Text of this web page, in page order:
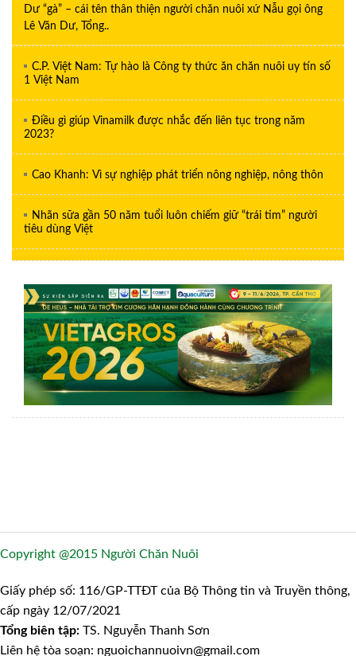
Dư “gà” – cái tên thân thiện người chăn nuôi xứ Nẫu gọi ông
Lê Văn Dư, Tổng..
C.P. Việt Nam: Tự hào là Công ty thức ăn chăn nuôi uy tín số
1 Việt Nam
Điều gì giúp Vinamilk được nhắc đến liên tục trong năm
2023?
Cao Khanh: Vì sự nghiệp phát triển nông nghiệp, nông thôn
Nhãn sữa gần 50 năm tuổi luôn chiếm giữ “trái tim” người
tiêu dùng Việt
Copyright @2015 Người Chăn Nuôi
Giấy phép số: 116/GP-TTĐT của Bộ Thông tin và Truyền thông,
cấp ngày 12/07/2021
Tổng biên tập: TS. Nguyễn Thanh Sơn
Liên hệ tòa soạn: nguoichannuoivn@gmail.com